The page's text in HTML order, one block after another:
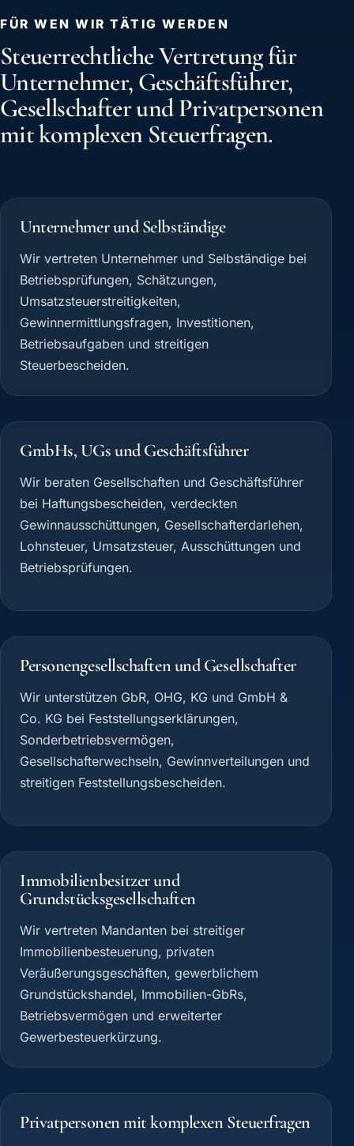
FÜR WEN WIR TÄTIG WERDEN
Steuerrechtliche Vertretung für
Unternehmer, Geschäftsführer,
Gesellschafter und Privatpersonen
mit komplexen Steuerfragen.
Unternehmer und Selbständige
Wir vertreten Unternehmer und Selbständige bei
Betriebsprüfungen, Schätzungen,
Umsatzsteuerstreitigkeiten,
Gewinnermittlungsfragen, Investitionen,
Betriebsaufgaben und streitigen
Steuerbescheiden.
GmbHs, UGs und Geschäftsführer
Wir beraten Gesellschaften und Geschäftsführer
bei Haftungsbescheiden, verdeckten
Gewinnausschüttungen, Gesellschafterdarlehen,
Lohnsteuer, Umsatzsteuer, Ausschüttungen und
Betriebsprüfungen.
Personengesellschaften und Gesellschafter
Wir unterstützen GbR, OHG, KG und GmbH &
Co. KG bei Feststellungserklärungen,
Sonderbetriebsvermögen,
Gesellschafterwechseln, Gewinnverteilungen und
streitigen Feststellungsbescheiden.
Immobilienbesitzer und
Grundstücksgesellschaften
Wir vertreten Mandanten bei streitiger
Immobilienbesteuerung, privaten
Veräußerungsgeschäften, gewerblichem
Grundstückshandel, Immobilien-GbRs,
Betriebsvermögen und erweiterter
Gewerbesteuerkürzung.
Privatpersonen mit komplexen Steuerfragen